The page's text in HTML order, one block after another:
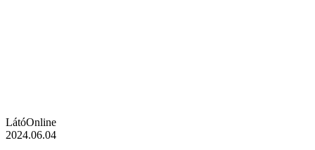
LátóOnline
2024.06.04